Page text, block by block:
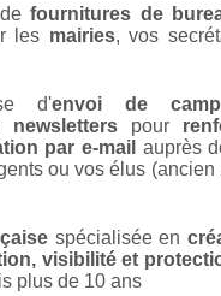
defournitures de
les mairies, vos
d'envoi de
newsletterspour
par e-mail auprès
ou vos élus (ancien
spécialisée en
visibilité et
plus de 10 ans